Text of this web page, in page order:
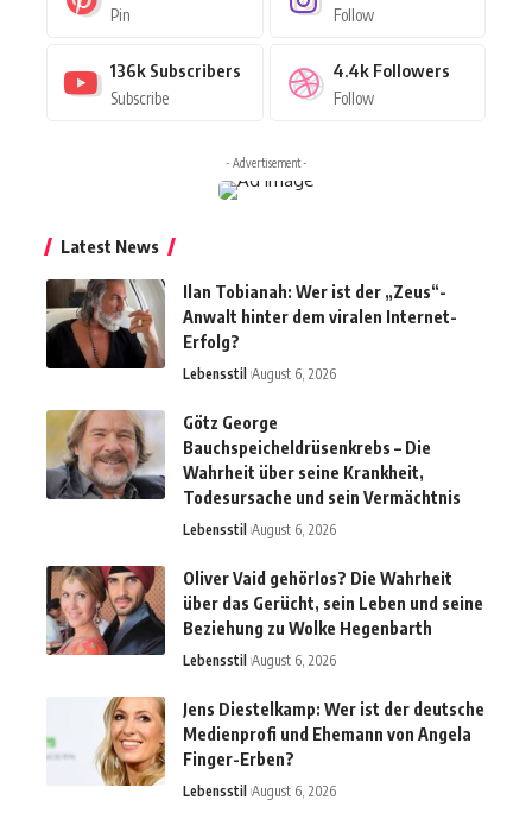
Pin Follow
136k Subscribers
Subscribe
4.4k Followers
Follow
- Advertisement -
Latest News
Ilan Tobianah: Wer ist der „Zeus“-
Anwalt hinter dem viralen Internet-
Erfolg?
Lebensstil August 6, 2026
Götz George
Bauchspeicheldrüsenkrebs – Die
Wahrheit über seine Krankheit,
Todesursache und sein Vermächtnis
Lebensstil August 6, 2026
Oliver Vaid gehörlos? Die Wahrheit
über das Gerücht, sein Leben und seine
Beziehung zu Wolke Hegenbarth
Lebensstil August 6, 2026
Jens Diestelkamp: Wer ist der deutsche
Medienprofi und Ehemann von Angela
Finger-Erben?
Lebensstil August 6, 2026